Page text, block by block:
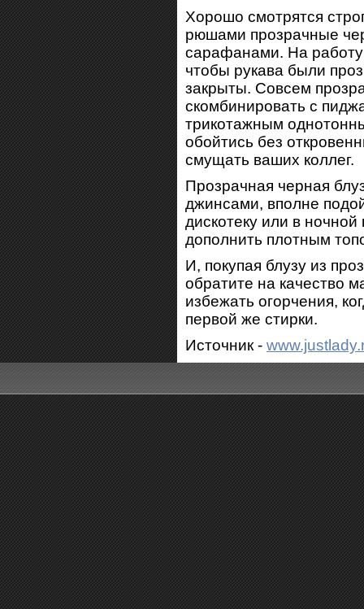
Хорошо смотрятся
рюшами прозрачные
сарафанами. На работу
чтобы рукава были
закрыты. Совсем
скомбинировать с
трикотажным
обойтись без
смущать ваших коллег.
Прозрачная черная
джинсами, вполне
дискотеку или в
дополнить плотным
И, покупая блузу из
обратите на качество
избежать огорчения,
первой же стирки.
Источник -